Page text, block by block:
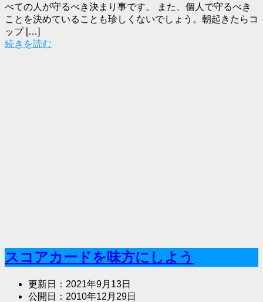
べての人が守るべき決まり事です。 また、個人で守るべき
ことを決めていることも珍しくないでしょう。朝起きたらコ
ップ […]
続きを読む
スコアカードを味方にしよう
更新日： 2021年9月13日
公開日： 2010年12月29日